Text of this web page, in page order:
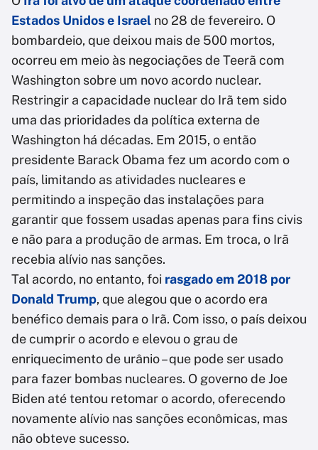
Estados Unidos e Israel no 28 de fevereiro. O
bombardeio, que deixou mais de 500 mortos,
ocorreu em meio às negociações de Teerã com
Washington sobre um novo acordo nuclear.
Restringir a capacidade nuclear do Irã tem sido
uma das prioridades da política externa de
Washington há décadas. Em 2015, o então
presidente Barack Obama fez um acordo com o
país, limitando as atividades nucleares e
permitindo a inspeção das instalações para
garantir que fossem usadas apenas para fins civis
e não para a produção de armas. Em troca, o Irã
recebia alívio nas sanções.
Tal acordo, no entanto, foi rasgado em 2018 por
Donald Trump, que alegou que o acordo era
benéfico demais para o Irã. Com isso, o país deixou
de cumprir o acordo e elevou o grau de
enriquecimento de urânio – que pode ser usado
para fazer bombas nucleares. O governo de Joe
Biden até tentou retomar o acordo, oferecendo
novamente alívio nas sanções econômicas, mas
não obteve sucesso.